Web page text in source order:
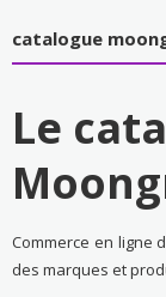
catalogue
Le
Commerce en ligne
des marques et